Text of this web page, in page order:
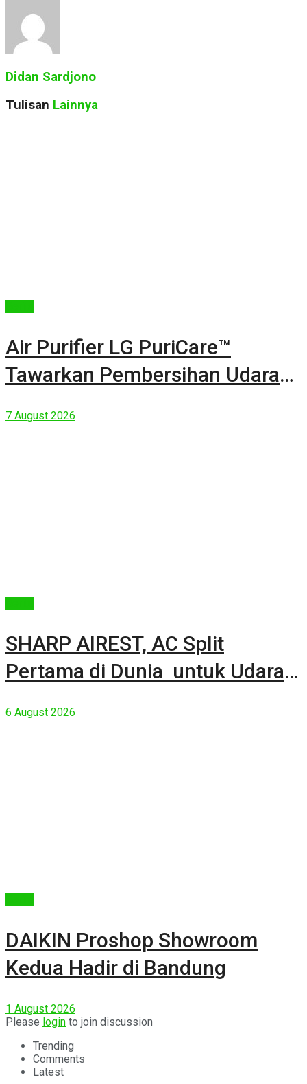
Didan Sardjono
Tulisan Lainnya
Air Purifier LG PuriCare™
Tawarkan Pembersihan Udara
7 August 2026
SHARP AIREST, AC Split
Pertama di Dunia untuk Udara
6 August 2026
DAIKIN Proshop Showroom
Kedua Hadir di Bandung
1 August 2026
Please login to join discussion
Trending
Comments
Latest